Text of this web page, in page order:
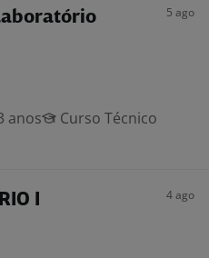
5 ago
anos
Curso Técnico
I 4 ago